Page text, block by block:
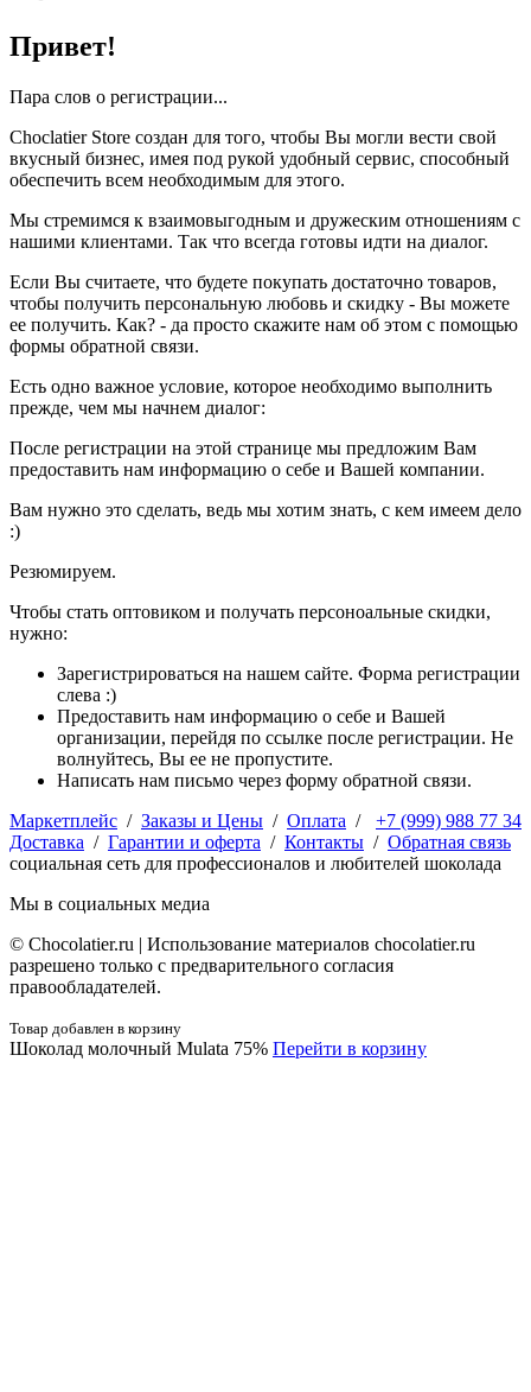
Привет!
Пара слов о регистрации...
Choclatier Store создан для того, чтобы Вы могли вести свой
вкусный бизнес, имея под рукой удобный сервис, способный
обеспечить всем необходимым для этого.
Мы стремимся к взаимовыгодным и дружеским отношениям с
нашими клиентами. Так что всегда готовы идти на диалог.
Если Вы считаете, что будете покупать достаточно товаров,
чтобы получить персональную любовь и скидку - Вы можете
ее получить. Как? - да просто скажите нам об этом с помощью
формы обратной связи.
Есть одно важное условие, которое необходимо выполнить
прежде, чем мы начнем диалог:
После регистрации на этой странице мы предложим Вам
предоставить нам информацию о себе и Вашей компании.
Вам нужно это сделать, ведь мы хотим знать, с кем имеем дело
:)
Резюмируем.
Чтобы стать оптовиком и получать персоноальные скидки,
нужно:
Зарегистрироваться на нашем сайте. Форма регистрации
слева :)
Предоставить нам информацию о себе и Вашей
организации, перейдя по ссылке после регистрации. Не
волнуйтесь, Вы ее не пропустите.
Написать нам письмо через форму обратной связи.
+7 (999) 988 77 34
Маркетплейс / Заказы и Цены / Оплата /
Доставка / Гарантии и оферта / Контакты / Обратная связь
социальная сеть для профессионалов и любителей шоколада
Мы в социальных медиа
© Сhocolatier.ru | Использование материалов chocolatier.ru
разрешено только с предварительного согласия
правообладателей.
Товар добавлен в корзину
Шоколад молочный Mulata 75% Перейти в корзину